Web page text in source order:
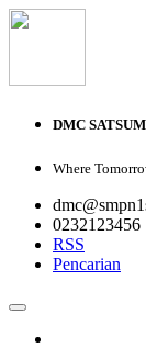
DMC
Where
0232123456
RSS
Pencarian